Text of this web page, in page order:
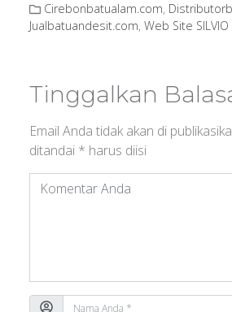
Cirebonbatualam.com,
Jualbatuandesit.com, Web Site
Tinggalkan
Email Anda tidak akan di
ditandai * harus diisi